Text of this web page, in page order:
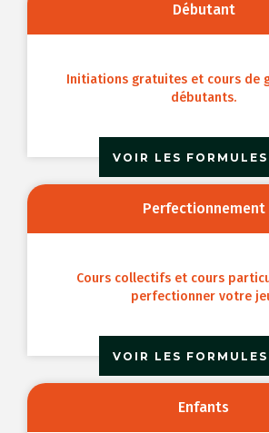
Débutant
Initiations gratuites et cours de
débutants.
VOIR LES FORMULES
Perfectionnement
Cours collectifs et cours
perfectionner votre
VOIR LES FORMULES
Enfants